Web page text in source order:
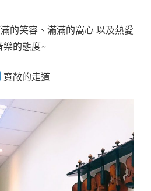
的笑容、滿滿的窩心 以及熱愛
樂的態度~
寬敞的走道